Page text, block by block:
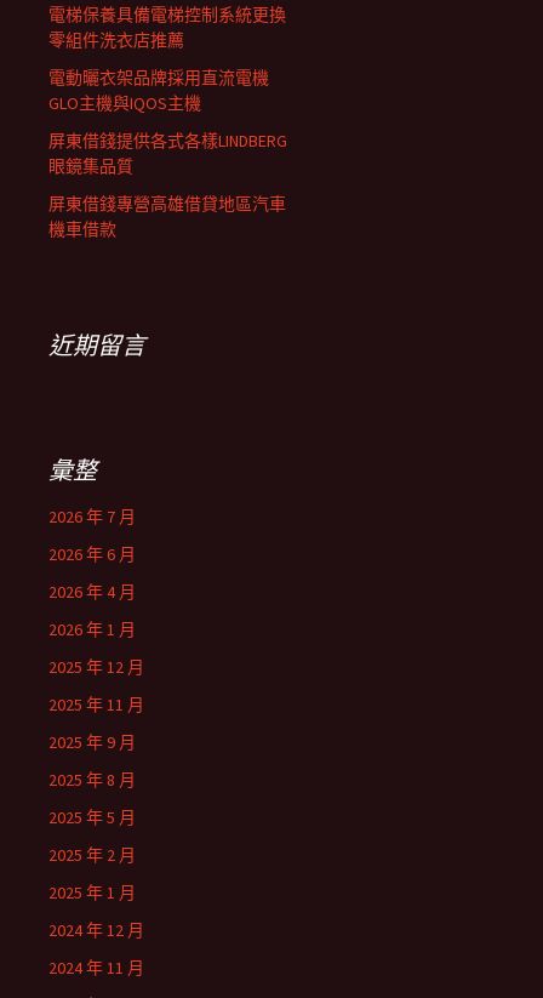
電梯保養具備電梯控制系統更換
零組件洗衣店推薦
電動曬衣架品牌採用直流電機
GLO主機與IQOS主機
屏東借錢提供各式各樣LINDBERG
眼鏡集品質
屏東借錢專營高雄借貸地區汽車
機車借款
近期留言
彙整
2026 年 7 月
2026 年 6 月
2026 年 4 月
2026 年 1 月
2025 年 12 月
2025 年 11 月
2025 年 9 月
2025 年 8 月
2025 年 5 月
2025 年 2 月
2025 年 1 月
2024 年 12 月
2024 年 11 月